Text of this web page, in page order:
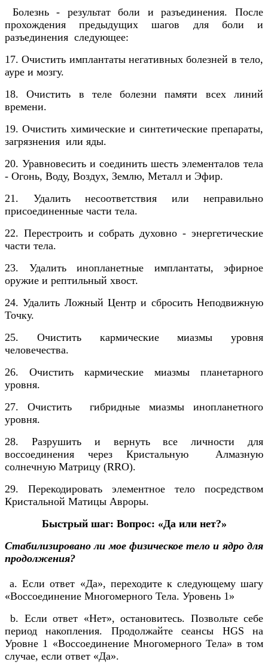
Болезнь - результат боли и разъединения. После
прохождения предыдущих шагов для боли и
разъединения следующее:
17. Очистить имплантаты негативных болезней в тело,
ауре и мозгу.
18. Очистить в теле болезни памяти всех линий
времени.
19. Очистить химические и синтетические препараты,
загрязнения или яды.
20. Уравновесить и соединить шесть элементалов тела
- Огонь, Воду, Воздух, Землю, Металл и Эфир.
21. Удалить несоответствия или неправильно
присоединенные части тела.
22. Перестроить и собрать духовно - энергетические
части тела.
23. Удалить инопланетные имплантаты, эфирное
оружие и рептильный хвост.
24. Удалить Ложный Центр и сбросить Неподвижную
Точку.
25. Очистить кармические миазмы уровня
человечества.
26. Очистить кармические миазмы планетарного
уровня.
27. Очистить гибридные миазмы инопланетного
уровня.
28. Разрушить и вернуть все личности для
воссоединения через Кристальную Алмазную
солнечную Матрицу (RRO).
29. Перекодировать элементное тело посредством
Кристальной Матицы Авроры.
Быстрый шаг: Вопрос: «Да или нет?»
Стабилизировано ли мое физическое тело и ядро для
продолжения?
a. Если ответ «Да», переходите к следующему шагу
«Воссоединение Многомерного Тела. Уровень 1»
b. Если ответ «Нет», остановитесь. Позвольте себе
период накопления. Продолжайте сеансы HGS на
Уровне 1 «Воссоединение Многомерного Тела» в том
случае, если ответ «Да».